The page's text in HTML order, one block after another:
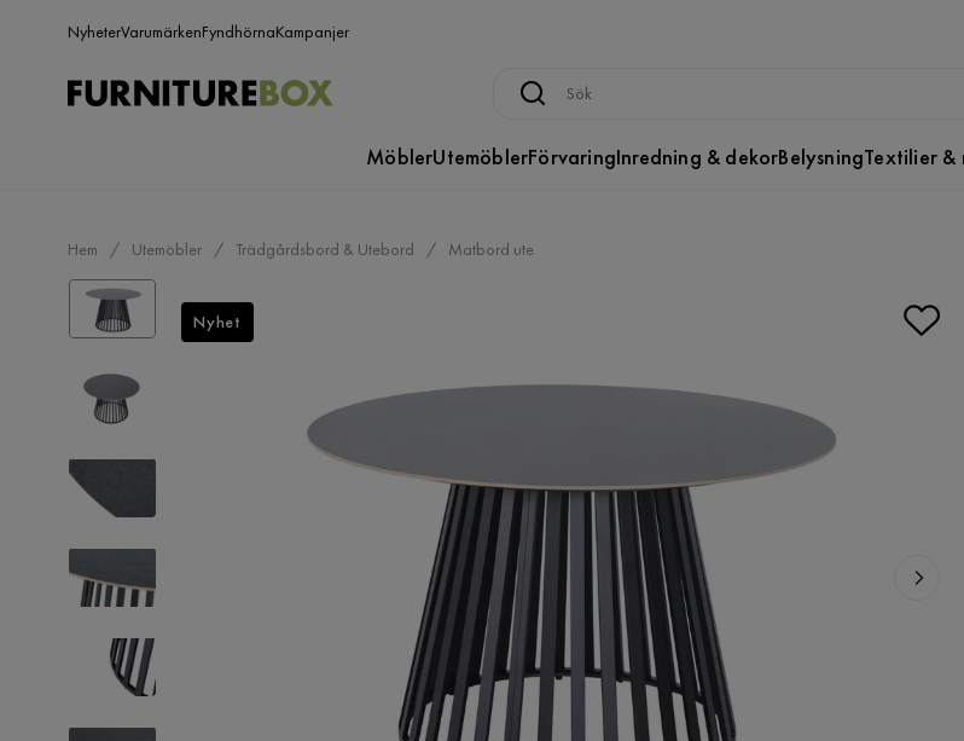
NyheterVarumärkenFyndhörnaKampanjer
MöblerUtemöblerFörvaringInredning & dekorBelysningTextilier &
Hem Utemöbler Trädgårdsbord & Utebord Matbord ute
Nyhet